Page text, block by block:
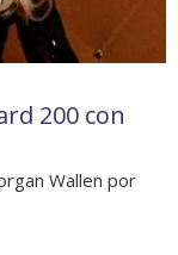
200 con
Wallen por